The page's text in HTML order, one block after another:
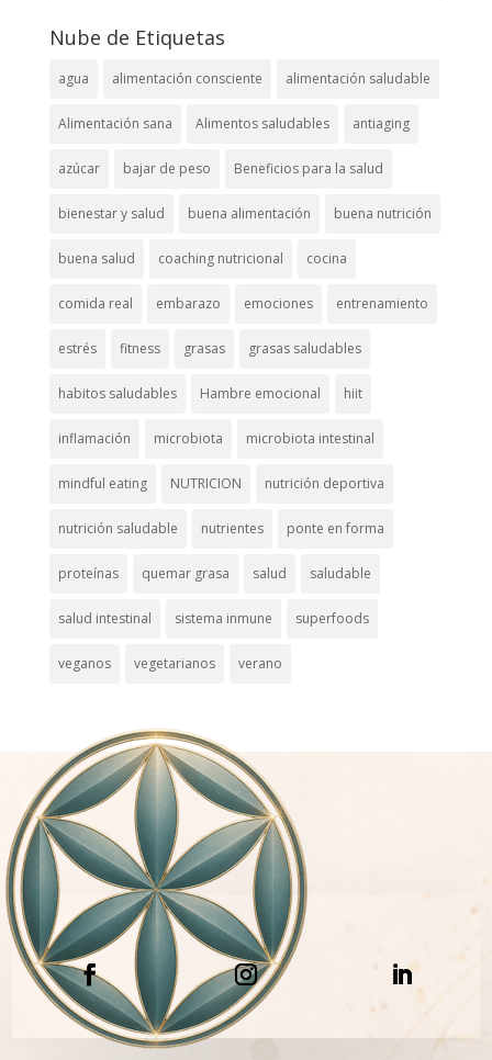
Nube de Etiquetas
agua alimentación consciente alimentación saludable
Alimentación sana Alimentos saludables antiaging
azúcar bajar de peso Beneficios para la salud
bienestar y salud buena alimentación buena nutrición
buena salud coaching nutricional cocina
comida real embarazo emociones entrenamiento
estrés fitness grasas grasas saludables
habitos saludables Hambre emocional hiit
inflamación microbiota microbiota intestinal
mindful eating NUTRICION nutrición deportiva
nutrición saludable nutrientes ponte en forma
proteínas quemar grasa salud saludable
salud intestinal sistema inmune superfoods
veganos vegetarianos verano